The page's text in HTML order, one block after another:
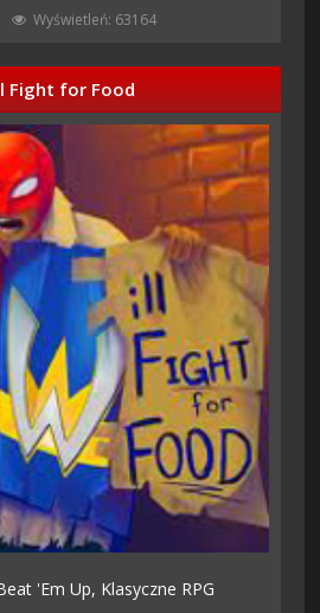
Wyświetleń: 63164
Fight for Food
'em Up, Klasyczne RPG